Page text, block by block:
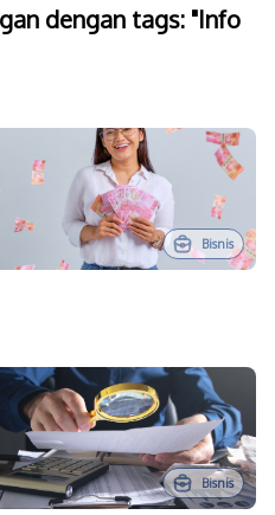
dengan tags: "Info
Bisnis
Bisnis